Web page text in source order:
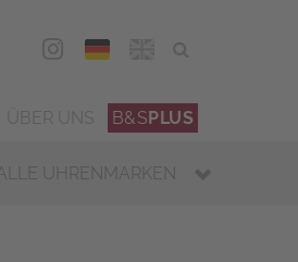
DEU
B&SPLUS
ALLE UHRENMARKEN